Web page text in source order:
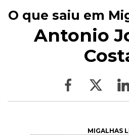
O que saiu em
Antonio
MIGALHAS